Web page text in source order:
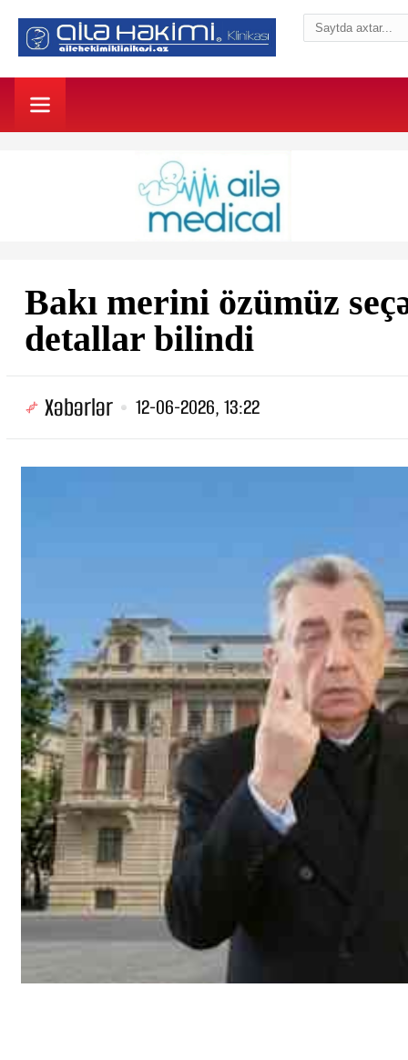
Bakı merini özümüz
detallar bilindi
Xəbərlər 12-06-2026, 13:22